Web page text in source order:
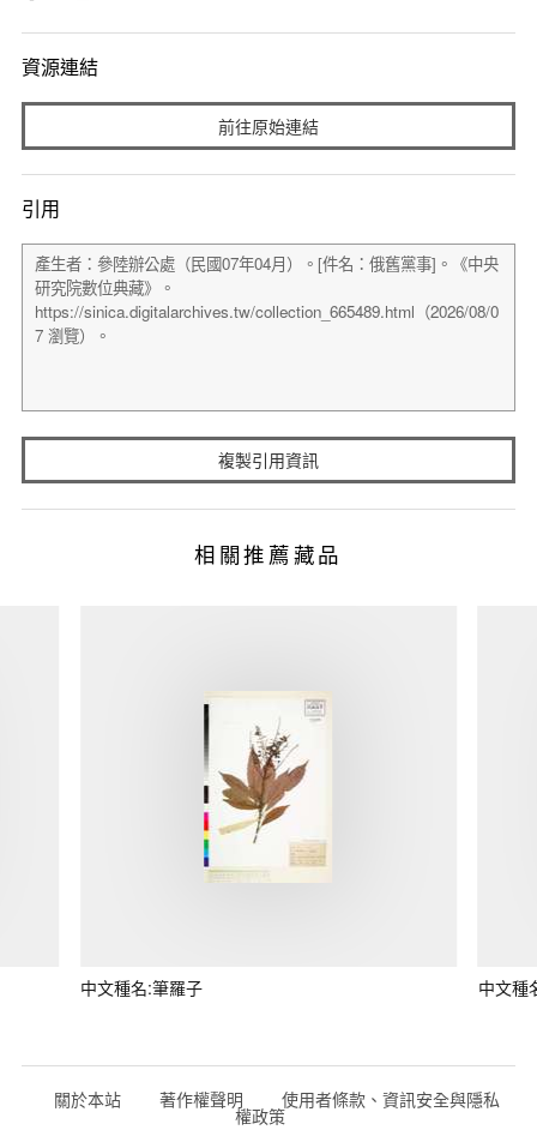
資源連結
前往原始連結
引用
複製引用資訊
相關推薦藏品
中文種名:筆羅子 中文種
關於本站 著作權聲明 使用者條款、資訊安全與隱私
權政策